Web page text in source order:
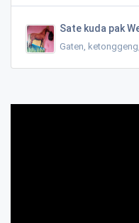
Sate kuda pak
Gaten,